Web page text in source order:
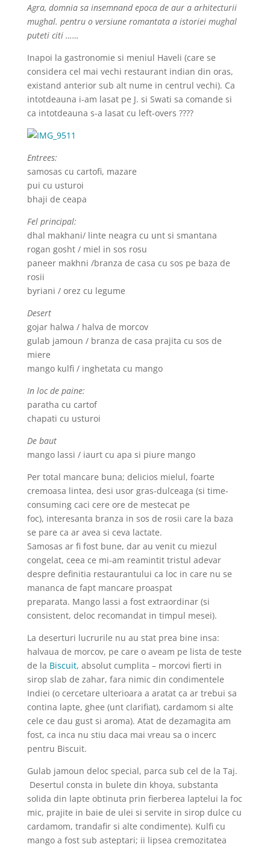
Agra, domnia sa insemnand epoca de aur a arhitecturii
mughal. pentru o versiune romantata a istoriei mughal
puteti citi ……
Inapoi la gastronomie si meniul Haveli (care se
considera cel mai vechi restaurant indian din oras,
existand anterior sub alt nume in centrul vechi). Ca
intotdeauna i-am lasat pe J. si Swati sa comande si
ca intotdeauna s-a lasat cu left-overs ????
Entrees:
samosas cu cartofi, mazare
pui cu usturoi
bhaji de ceapa
Fel principal:
dhal makhani/ linte neagra cu unt si smantana
rogan gosht / miel in sos rosu
paneer makhni /branza de casa cu sos pe baza de
rosii
byriani / orez cu legume
Desert
gojar halwa / halva de morcov
gulab jamoun / branza de casa prajita cu sos de
miere
mango kulfi / inghetata cu mango
In loc de paine:
paratha cu cartof
chapati cu usturoi
De baut
mango lassi / iaurt cu apa si piure mango
Per total mancare buna; delicios mielul, foarte
cremoasa lintea, desi usor gras-dulceaga (si time-
consuming caci cere ore de mestecat pe
foc), interesanta branza in sos de rosii care la baza
se pare ca ar avea si ceva lactate.
Samosas ar fi fost bune, dar au venit cu miezul
congelat, ceea ce mi-am reamintit tristul adevar
despre definitia restaurantului ca loc in care nu se
mananca de fapt mancare proaspat
preparata. Mango lassi a fost extraordinar (si
consistent, deloc recomandat in timpul mesei).
La deserturi lucrurile nu au stat prea bine insa:
halvaua de morcov, pe care o aveam pe lista de teste
de la Biscuit, absolut cumplita – morcovi fierti in
sirop slab de zahar, fara nimic din condimentele
Indiei (o cercetare ulterioara a aratat ca ar trebui sa
contina lapte, ghee (unt clarifiat), cardamom si alte
cele ce dau gust si aroma). Atat de dezamagita am
fost, ca inca nu stiu daca mai vreau sa o incerc
pentru Biscuit.
Gulab jamoun deloc special, parca sub cel de la Taj.
Desertul consta in bulete din khoya, substanta
solida din lapte obtinuta prin fierberea laptelui la foc
mic, prajite in baie de ulei si servite in sirop dulce cu
cardamom, trandafir si alte condimente). Kulfi cu
mango a fost sub asteptari; ii lipsea cremozitatea